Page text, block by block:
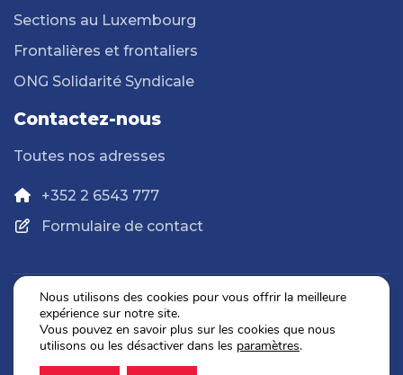
Sections au Luxembourg
Frontalières et frontaliers
ONG Solidarité Syndicale
Contactez-nous
Toutes nos adresses
+352 2 6543 777
Formulaire de contact
Politique de confidentialité
Mentions légales
Nous utilisons des cookies pour vous offrir la meilleure
expérience sur notre site.
Vous pouvez en savoir plus sur les cookies que nous
utilisons ou les désactiver dans les paramètres.